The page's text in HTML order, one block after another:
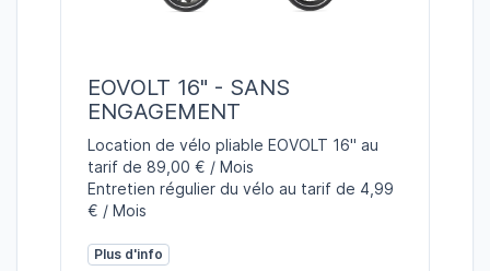
EOVOLT 16" - SANS
ENGAGEMENT
Location de vélo pliable EOVOLT 16" au
tarif de 89,00 € / Mois
Entretien régulier du vélo au tarif de 4,99
€ / Mois
Plus d'info